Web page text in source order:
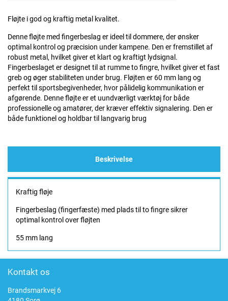
Fløjte i god og kraftig metal kvalitet.
Denne fløjte med fingerbeslag er ideel til dommere, der ønsker
optimal kontrol og præcision under kampene. Den er fremstillet af
robust metal, hvilket giver et klart og kraftigt lydsignal.
Fingerbeslaget er designet til at rumme to fingre, hvilket giver et fast
greb og øger stabiliteten under brug. Fløjten er 60 mm lang og
perfekt til sportsbegivenheder, hvor pålidelig kommunikation er
afgørende. Denne fløjte er et uundværligt værktøj for både
professionelle og amatører, der kræver effektiv signalering. Den er
både funktionel og holdbar til langvarig brug
Beskrivelse
Kraftig fløje
Fingerbeslag (fingerfæste) med plads til to fingre sikrer
optimal kontrol over fløjten
55 mm lang
Kontakt os
Brandsmarkvej 6